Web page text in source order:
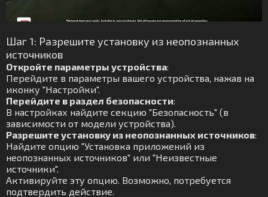
Шаг 1: Разрешите установку из неопознанных
источников
Откройте параметры устройства:
Перейдите в параметры вашего устройства, нажав на
иконку "Настройки".
Перейдите в раздел безопасности:
В настройках найдите секцию "Безопасность" (в
зависимости от модели устройства).
Разрешите установку из неопознанных источников:
Найдите опцию "Установка приложений из
неопознанных источников" или "Неизвестные
источники".
Активируйте эту опцию. Возможно, потребуется
подтвердить действие.